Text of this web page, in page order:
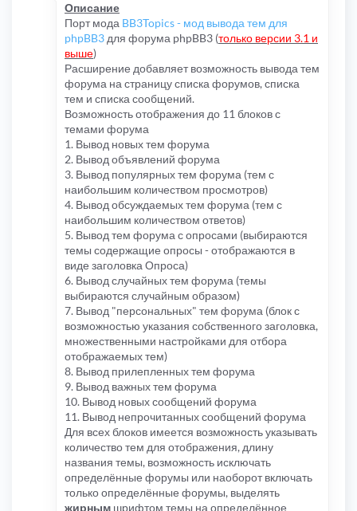
Описание
Порт мода BB3Topics - мод вывода тем для
phpBB3 для форума phpBB3 (только версии 3.1 и
выше)
Расширение добавляет возможность вывода тем
форума на страницу списка форумов, списка
тем и списка сообщений.
Возможность отображения до 11 блоков с
темами форума
1. Вывод новых тем форума
2. Вывод объявлений форума
3. Вывод популярных тем форума (тем с
наибольшим количеством просмотров)
4. Вывод обсуждаемых тем форума (тем с
наибольшим количеством ответов)
5. Вывод тем форума с опросами (выбираются
темы содержащие опросы - отображаются в
виде заголовка Опроса)
6. Вывод случайных тем форума (темы
выбираются случайным образом)
7. Вывод "персональных" тем форума (блок с
возможностью указания собственного заголовка,
множественными настройками для отбора
отображаемых тем)
8. Вывод прилепленных тем форума
9. Вывод важных тем форума
10. Вывод новых сообщений форума
11. Вывод непрочитанных сообщений форума
Для всех блоков имеется возможность указывать
количество тем для отображения, длину
названия темы, возможность исключать
определённые форумы или наоборот включать
только определённые форумы, выделять
жирным шрифтом темы на определённое